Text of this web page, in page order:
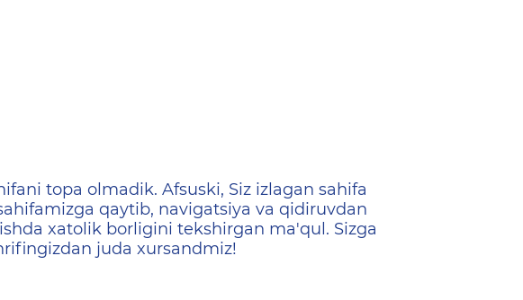
найдена
topa olmadik. Afsuski, Siz izlagan sahifa
qaytib, navigatsiya va qidiruvdan
xatolik borligini tekshirgan ma'qul. Sizga
juda xursandmiz!